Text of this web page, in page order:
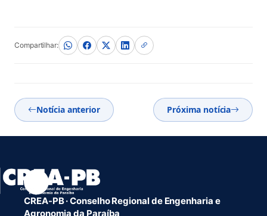
Compartilhar:
Notícia anterior Próxima notícia
CREA-PB · Conselho Regional de Engenharia e
Agronomia da Paraíba